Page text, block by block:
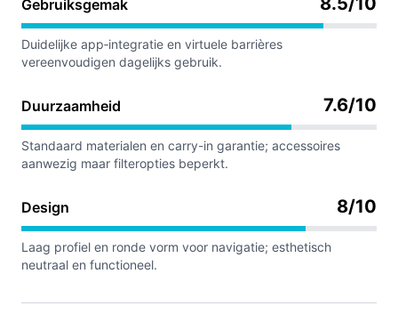
Gebruiksgemak
Duidelijke app‑integratie en virtuele barrières
vereenvoudigen dagelijks gebruik.
Duurzaamheid 7.6/10
Standaard materialen en carry-in garantie; accessoires
aanwezig maar filteropties beperkt.
Design 8/10
Laag profiel en ronde vorm voor navigatie; esthetisch
neutraal en functioneel.